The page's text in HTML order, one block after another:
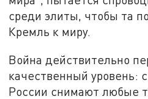
среди элиты, чтобы та
Кремль к миру.
Война действительно
качественный уровень:
России снимают любые